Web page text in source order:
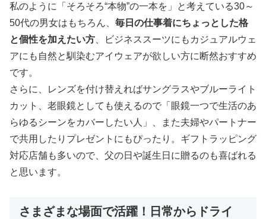
私のように「そろそろ“本物”の一本を」と考えている30～
50代の男女はもちろん、 毎日の仕事着にちょっとした格
と個性を加えたい方 、ビジネススーツにもカジュアルウェ
アにも自然と馴染むアイウェアが欲しい方に断然おすすめ
です。
さらに、レンズを付け替えればサングラスやブルーライト
カット、老眼鏡としても使えるので「眼鏡一つで生活のあ
らゆるシーンをカバーしたい人」、また夫婦やパートナー
で共用したりプレゼントにもぴったり。ギフトラッピング
対応店舗も多いので、父の日や誕生日に贈るのも喜ばれる
と思います。
さまざまな場面で活躍！日常からドライ